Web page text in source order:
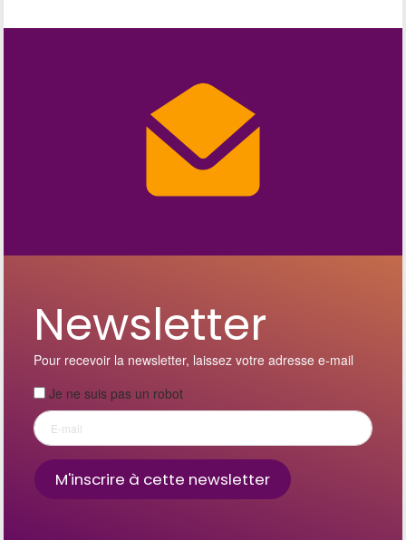
Newsletter
Pour recevoir la newsletter, laissez votre adresse e-mail
Je ne suis pas un robot